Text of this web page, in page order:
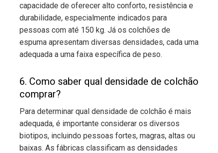
capacidade de oferecer alto conforto, resistência e
durabilidade, especialmente indicados para
pessoas com até 150 kg. Já os colchões de
espuma apresentam diversas densidades, cada uma
adequada a uma faixa específica de peso.
6. Como saber qual densidade de colchão
comprar?
Para determinar qual densidade de colchão é mais
adequada, é importante considerar os diversos
biotipos, incluindo pessoas fortes, magras, altas ou
baixas. As fábricas classificam as densidades